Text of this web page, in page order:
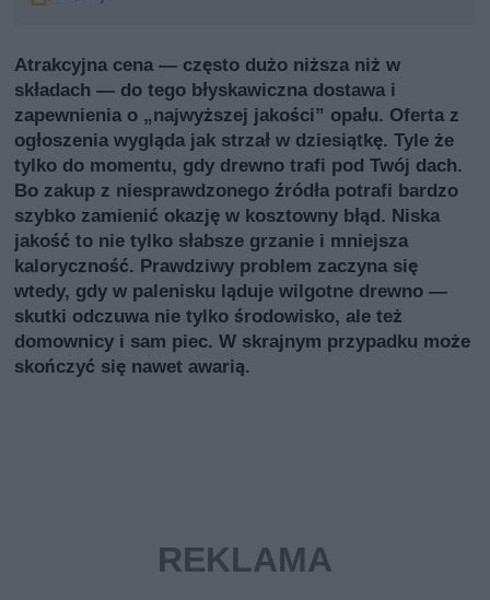
Atrakcyjna cena — często dużo niższa niż w
składach — do tego błyskawiczna dostawa i
zapewnienia o „najwyższej jakości” opału. Oferta z
ogłoszenia wygląda jak strzał w dziesiątkę. Tyle że
tylko do momentu, gdy drewno trafi pod Twój dach.
Bo zakup z niesprawdzonego źródła potrafi bardzo
szybko zamienić okazję w kosztowny błąd. Niska
jakość to nie tylko słabsze grzanie i mniejsza
kaloryczność. Prawdziwy problem zaczyna się
wtedy, gdy w palenisku ląduje wilgotne drewno —
skutki odczuwa nie tylko środowisko, ale też
domownicy i sam piec. W skrajnym przypadku może
skończyć się nawet awarią.